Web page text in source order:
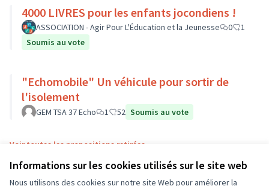
Informations sur les cookies utilisés sur le site web
Nous utilisons des cookies sur notre site Web pour améliorer la
4000 LIVRES pour les enfants jocondiens !
ASSOCIATION - Agir Pour L'Éducation et la Jeunesse 0
1
Soumis au vote
"Echomobile" Un véhicule pour sortir de
l'isolement
GEM TSA 37 Echo 1 52 Soumis au vote
Voir toutes les propositions retirées